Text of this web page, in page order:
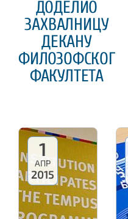
ДОДЕЛИО
ЗАХВАЛНИЦУ
ДЕКАНУ
ФИЛОЗОФСКОГ
ФАКУЛТЕТА
1
АПР
2015